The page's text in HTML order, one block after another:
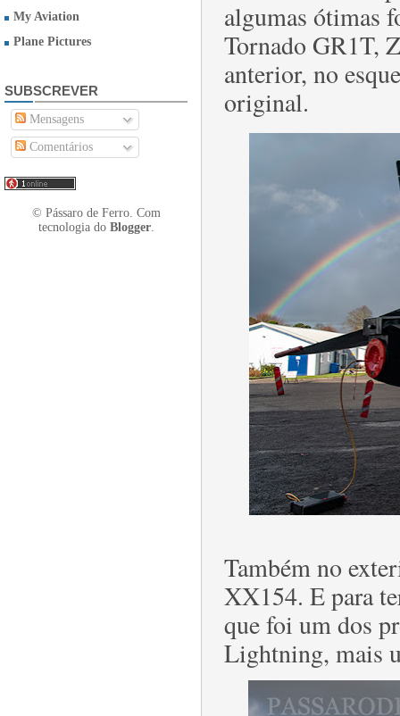
My Aviation
Plane Pictures
SUBSCREVER
Mensagens
Comentários
© Pássaro de Ferro. Com
tecnologia do Blogger.
algumas ótimas
Tornado GR1T,
anterior, no
original.
Também no
XX154. E para
que foi um dos
Lightning, mais